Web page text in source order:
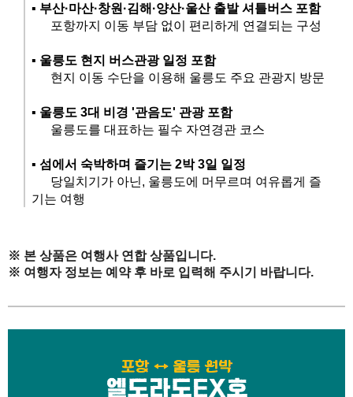
▪️ 부산·마산·창원·김해·양산·울산 출발 셔틀버스 포함
포항까지 이동 부담 없이 편리하게 연결되는 구성
▪️ 울릉도 현지 버스관광 일정 포함
현지 이동 수단을 이용해 울릉도 주요 관광지 방문
▪️ 울릉도 3대 비경 '관음도' 관광 포함
울릉도를 대표하는 필수 자연경관 코스
▪️ 섬에서 숙박하며 즐기는 2박 3일 일정
당일치기가 아닌, 울릉도에 머무르며 여유롭게 즐
기는 여행
※ 본 상품은 여행사 연합 상품입니다.
※ 여행자 정보는 예약 후 바로 입력해 주시기 바랍니다.